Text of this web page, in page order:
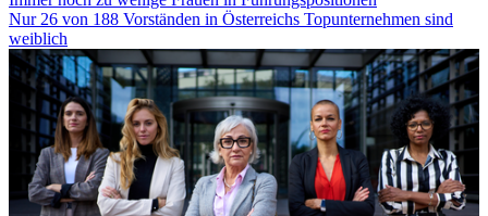
Nur 26 von 188 Vorständen in Österreichs Topunternehmen sind
weiblich